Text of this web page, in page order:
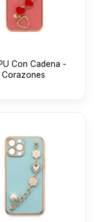
Con Cadena -
Corazones